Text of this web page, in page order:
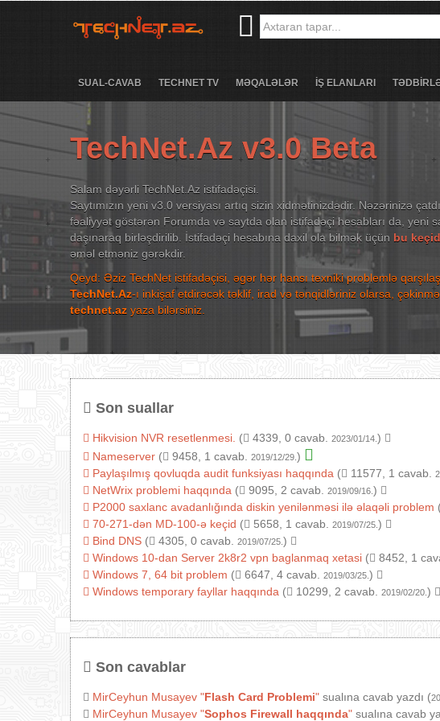
SUAL-CAVAB TECHNET TV MƏQALƏLƏR İŞ ELANLARI
TechNet.Az v3.0 Beta
Salam dəyərli TechNet.Az istifadəçisi.
Saytımızın yeni v3.0 versiyası artıq sizin xidmətinizdədir. Nəzərinizə
fəaliyyət göstərən Forumda və saytda olan istifadəçi hesabları da, yeni
daşınaraq birləşdirilib. İstifadəçi hesabına daxil ola bilmək üçün bu
əməl etməniz gərəkdir.
Qeyd: Əziz TechNet istifadəçisi, əgər hər hansı texniki problemlə
TechNet.Az-ı inkişaf etdirəcək təklif, irad və tənqidləriniz olarsa,
technet.az yaza bilərsiniz.
Son suallar
Hikvision NVR resetlenmesi. ( 4339, 0 cavab. 2023/01/14. )
Nameserver ( 9458, 1 cavab. 2019/12/29. )
Paylaşılmış qovluqda audit funksiyası haqqında ( 11577, 1 cavab.
NetWrix problemi haqqında ( 9095, 2 cavab. 2019/09/16. )
P2000 saxlanc avadanlığında diskin yenilənməsi ilə əlaqəli problem
70-271-dən MD-100-ə keçid ( 5658, 1 cavab. 2019/07/25. )
Bind DNS ( 4305, 0 cavab. 2019/07/25. )
Windows 10-dan Server 2k8r2 vpn baglanmaq xetasi ( 8452, 1
Windows 7, 64 bit problem ( 6647, 4 cavab. 2019/03/25. )
Windows temporary fayllar haqqında ( 10299, 2 cavab. 2019/02/20. )
Son cavablar
MirCeyhun Musayev "Flash Card Problemi" sualına cavab yazdı (
MirCeyhun Musayev "Sophos Firewall haqqında" sualına cavab